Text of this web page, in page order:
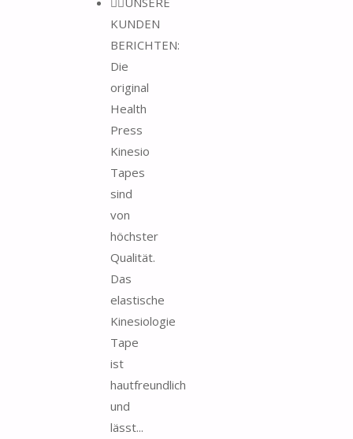
KUNDEN
BERICHTEN:
Die
original
Health
Press
Kinesio
Tapes
sind
von
höchster
Qualität.
Das
elastische
Kinesiologie
Tape
ist
hautfreundlich
und
lässt...